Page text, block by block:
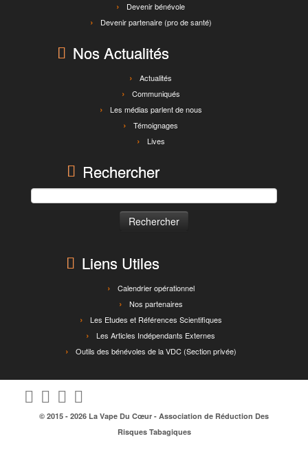
Devenir bénévole
Devenir partenaire (pro de santé)
Nos Actualités
Actualités
Communiqués
Les médias parlent de nous
Témoignages
Lives
Rechercher
Liens Utiles
Calendrier opérationnel
Nos partenaires
Les Etudes et Références Scientifiques
Les Articles Indépendants Externes
Outils des bénévoles de la VDC (Section privée)
© 2015 - 2026 La Vape Du Cœur - Association de Réduction Des
Risques Tabagiques